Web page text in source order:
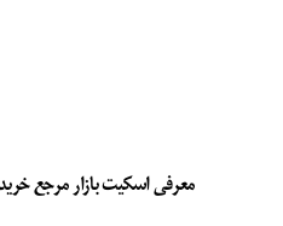
معرفی اسکیت بازار مرجع